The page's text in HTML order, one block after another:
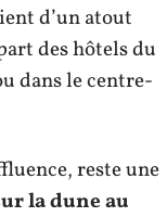
d’un atout
des hôtels du
dans le centre-
reste une
la dune au